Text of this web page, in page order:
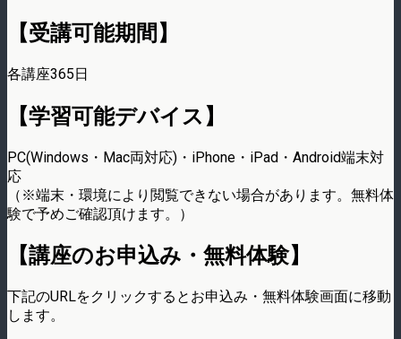
【受講可能期間】
各講座365日
【学習可能デバイス】
PC(Windows・Mac両対応)・iPhone・iPad・Android端末対
応
（※端末・環境により閲覧できない場合があります。無料体
験で予めご確認頂けます。）
【講座のお申込み・無料体験】
下記のURLをクリックするとお申込み・無料体験画面に移動
します。